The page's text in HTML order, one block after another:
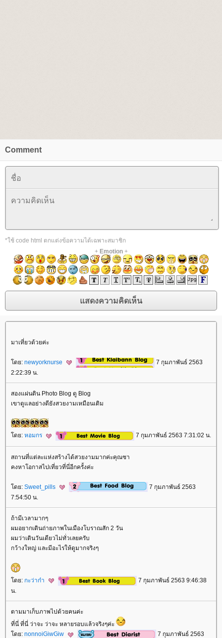
Comment
*ใช้ code html ตกแต่งข้อความได้เฉพาะสมาชิก
+ Emotion+
มาเที่ยวด้วยค่ะ
ดย: newyorknurse
7 กุมภาพันธ์ 2563
2:22:39 น.
สองแผ่นดิน Photo Blog ดู Blog
เขาดูแลอย่างดียังสวยงามเหมือนเดิม
ดย: หอมกร 7 กุมภาพันธ์ 2563 7:31:02 น.
สถานที่แต่ละแห่งสร้างได้สวยงามมากค่ะคุณซา
คงหาโอกาสไปเที่ยวที่นี่อีกครั้งค่ะ
ดย: Sweet_pills
7 กุมภาพันธ์ 2563
7:54:50 น.
ถ้ามีเวลามากๆ
ผมอยากเดินถ่ายภาพในเมืองโบราณสัก 2 วัน
ผมว่าเดินวันเดียวไม่ทั่วเลยครับ
กว้างใหญ่ และมีอะไรให้ดูมากจริงๆ
ดย: กะว่าก๋า
7 กุมภาพันธ์ 2563 9:46:38
น.
ตามมาเก็บภาพไปด้วยคนค่ะ
ที่นี่ ที่นี่ ว่าจะ ว่าจะ หลายรอบแล้วจริงๆค่ะ
ดย: nonnoiGiwGiw 7 กุมภาพันธ์ 2563